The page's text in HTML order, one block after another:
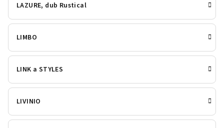
LAZURE, dub Rustical
LIMBO
LINK a STYLES
LIVINIO